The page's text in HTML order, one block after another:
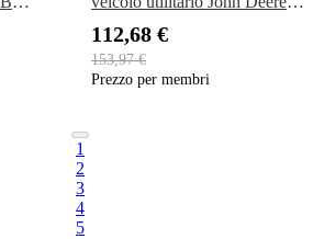
4
Worksite Trail Gator
112,68 €
153,97 €
Prezzo per membri
1
2
3
4
5